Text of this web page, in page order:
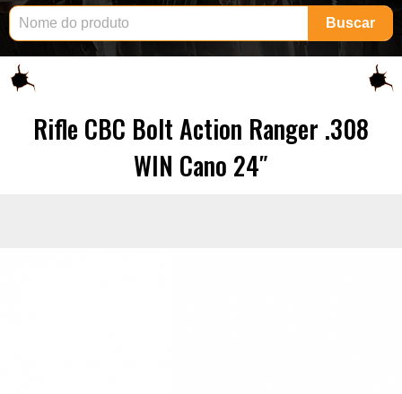
Buscar
Rifle CBC Bolt Action Ranger .308
WIN Cano 24″